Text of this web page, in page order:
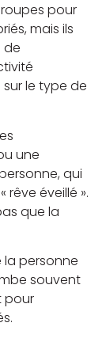
pour
mais ils
de
le type de
une
qui
rêve éveillé ».
que la
la personne
souvent
pour